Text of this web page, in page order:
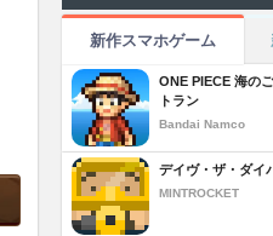
新作スマホゲーム
ONE PIECE 海の
トラン
Bandai Namco
デイヴ・ザ・ダイ
MINTROCKET